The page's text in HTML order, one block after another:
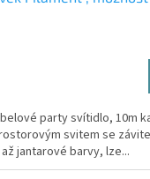
party svítidlo, 10m
svitem se
jantarové barvy, lze...